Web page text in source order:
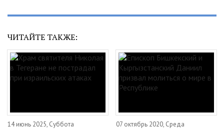
ЧИТАЙТЕ ТАКЖЕ:
14 июнь 2025, Суббота 07 октябрь 2020, Среда